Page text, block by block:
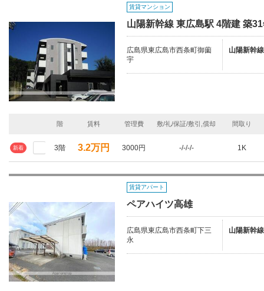
賃貸マンション
山陽新幹線 東広島駅 4階建 築
広島県東広島市西条町御薗
宇
山陽新幹
階 賃料 管理費 敷/礼/保証/敷引,償却 間取り
新着 3階 3.2万円 3000円 -/-/-/- 1K
賃貸アパート
ペアハイツ高雄
広島県東広島市西条町下三
永
山陽新幹